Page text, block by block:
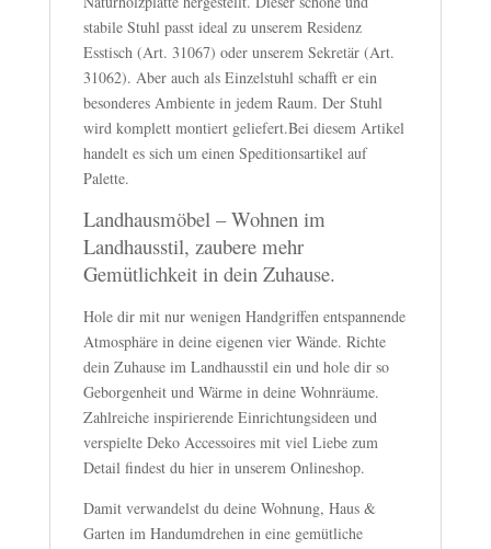
stabile Stuhl passt ideal zu unserem Residenz
Esstisch (Art. 31067) oder unserem Sekretär (Art.
31062). Aber auch als Einzelstuhl schafft er ein
besonderes Ambiente in jedem Raum. Der Stuhl
wird komplett montiert geliefert.Bei diesem Artikel
handelt es sich um einen Speditionsartikel auf
Palette.
Landhausmöbel – Wohnen im
Landhausstil, zaubere mehr
Gemütlichkeit in dein Zuhause.
Hole dir mit nur wenigen Handgriffen entspannende
Atmosphäre in deine eigenen vier Wände. Richte
dein Zuhause im Landhausstil ein und hole dir so
Geborgenheit und Wärme in deine Wohnräume.
Zahlreiche inspirierende Einrichtungsideen und
verspielte Deko Accessoires mit viel Liebe zum
Detail findest du hier in unserem Onlineshop.
Damit verwandelst du deine Wohnung, Haus &
Garten im Handumdrehen in eine gemütliche